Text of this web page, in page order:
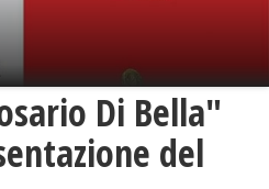
Di Bella"
del